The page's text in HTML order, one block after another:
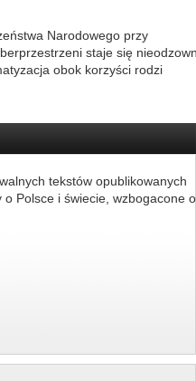
Narodowego przy
staje się
obok korzyści rodzi
tekstów opublikowanych
o Polsce i świecie, wzbogacone o